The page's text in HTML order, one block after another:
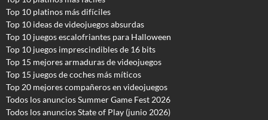
Top 10 platinos más difíciles
Top 10 ideas de videojuegos absurdas
Top 10 juegos escalofriantes para Halloween
Top 10 juegos imprescindibles de 16 bits
Top 15 mejores armaduras de videojuegos
Top 15 juegos de coches más míticos
Top 20 mejores compañeros en videojuegos
Todos los anuncios Summer Game Fest 2026
Todos los anuncios State of Play (junio 2026)